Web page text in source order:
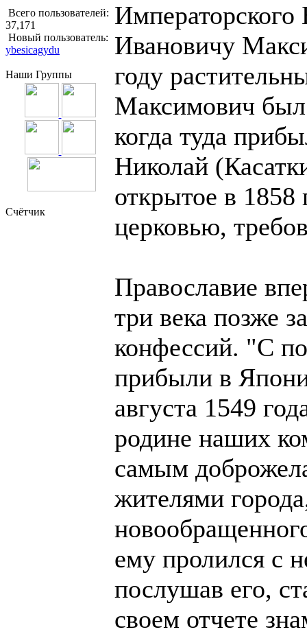
Всего пользователей:
37,171
Новый пользователь:
ybesicagydu
Наши Группы
Счётчик
Императорского
Ивановичу
году
Максимович был
когда туда
Николай
открытое в 1858
церковью,
Православие
три века позже
конфессий. "С
прибыли в
августа 1549
родине наших
самым
жителями
ему пролился с
послушав его,
своем отчете